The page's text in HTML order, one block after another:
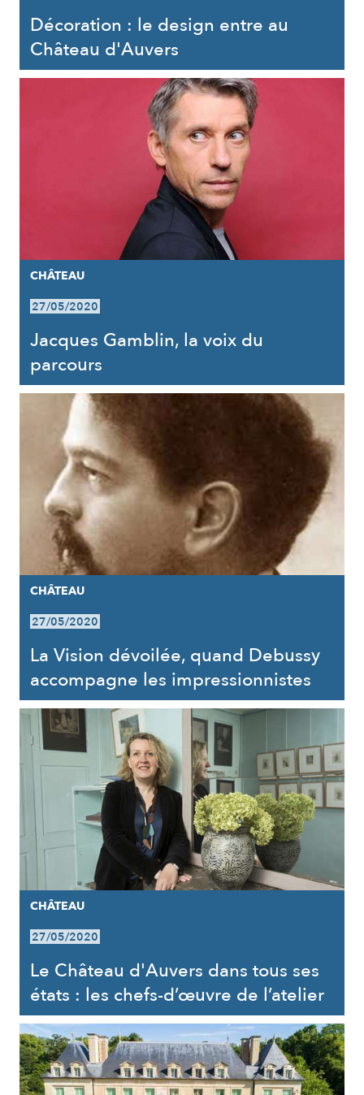
Décoration : le design entre au
Château d'Auvers
CHÂTEAU
27/05/2020
Jacques Gamblin, la voix du
parcours
CHÂTEAU
27/05/2020
La Vision dévoilée, quand Debussy
accompagne les impressionnistes
CHÂTEAU
27/05/2020
Le Château d'Auvers dans tous ses
états : les chefs-d’œuvre de l’atelier